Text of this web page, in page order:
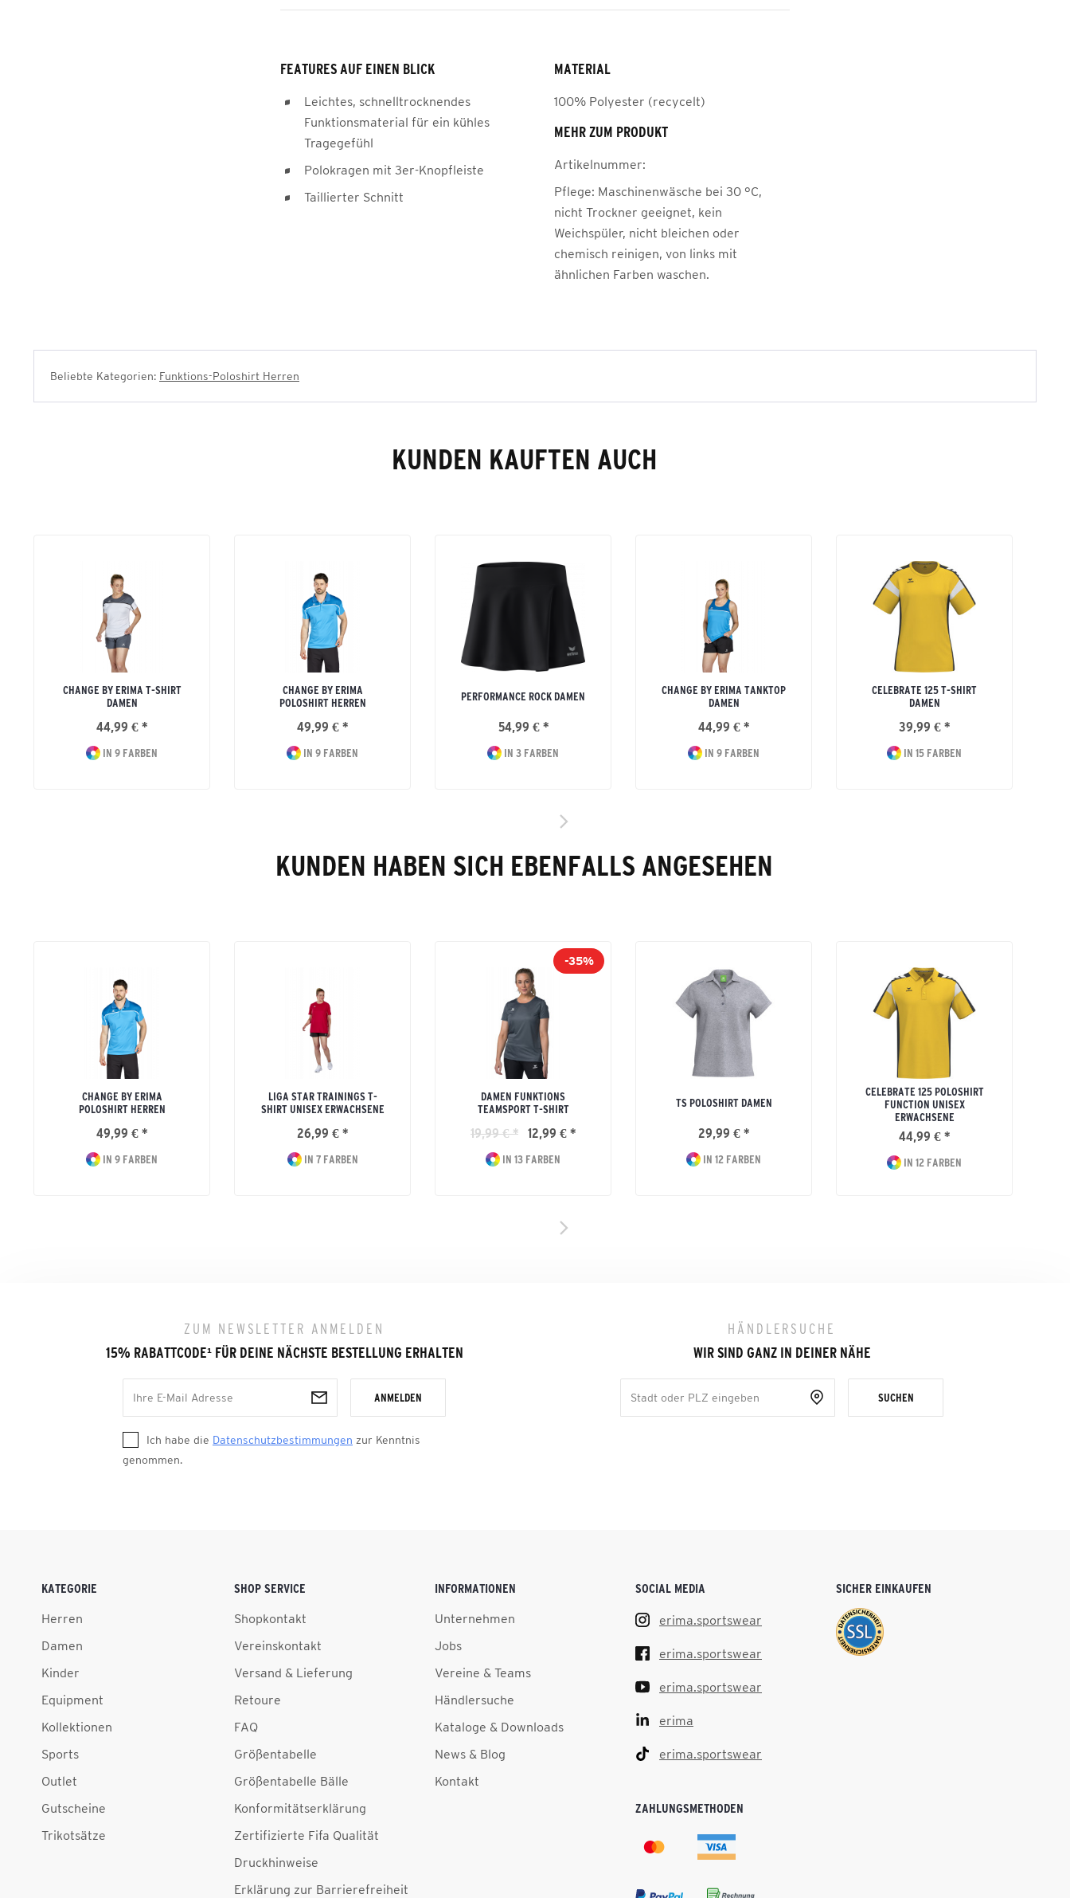
FEATURES AUF EINEN BLICK
Leichtes, schnelltrocknendes
Funktionsmaterial für ein kühles
Tragegefühl
Polokragen mit 3er-Knopfleiste
Taillierter Schnitt
MATERIAL
100% Polyester (recycelt)
MEHR ZUM PRODUKT
Artikelnummer:
Pflege: Maschinenwäsche bei 30 °C,
nicht Trockner geeignet, kein
Weichspüler, nicht bleichen oder
chemisch reinigen, von links mit
ähnlichen Farben waschen.
Beliebte Kategorien: Funktions-Poloshirt Herren
KUNDEN KAUFTEN AUCH
CHANGE BY ERIMA T-SHIRT
DAMEN
44,99 € *
IN 9 FARBEN
CHANGE BY ERIMA
POLOSHIRT HERREN
49,99 € *
IN 9 FARBEN
PERFORMANCE ROCK DAMEN
54,99 € *
IN 3 FARBEN
CHANGE BY ERIMA TANKTOP
DAMEN
44,99 € *
IN 9 FARBEN
CELEBRATE 125 T-SHIRT
DAMEN
39,99 € *
IN 15 FARBEN
KUNDEN HABEN SICH EBENFALLS ANGESEHEN
CHANGE BY ERIMA
POLOSHIRT HERREN
49,99 € *
IN 9 FARBEN
LIGA STAR TRAININGS T-
SHIRT UNISEX ERWACHSENE
26,99 € *
IN 7 FARBEN
-35%
DAMEN FUNKTIONS
TEAMSPORT T-SHIRT
19,99 € * 12,99 € *
IN 13 FARBEN
TS POLOSHIRT DAMEN
29,99 € *
IN 12 FARBEN
CELEBRATE 125 POLOSHIRT
FUNCTION UNISEX
ERWACHSENE
44,99 € *
IN 12 FARBEN
ZUM NEWSLETTER ANMELDEN
15% RABATTCODE¹FÜR DEINE NÄCHSTE BESTELLUNG ERHALTEN
ANMELDEN
Ich habe die Datenschutzbestimmungen zur Kenntnis
genommen.
HÄNDLERSUCHE
WIR SIND GANZ IN DEINER NÄHE
SUCHEN
KATEGORIE
Herren
Damen
Kinder
Equipment
Kollektionen
Sports
Outlet
Gutscheine
Trikotsätze
SHOP SERVICE
Shopkontakt
Vereinskontakt
Versand & Lieferung
Retoure
FAQ
Größentabelle
Größentabelle Bälle
Konformitätserklärung
Zertifizierte Fifa Qualität
Druckhinweise
Erklärung zur Barrierefreiheit
INFORMATIONEN
Unternehmen
Jobs
Vereine & Teams
Händlersuche
Kataloge & Downloads
News & Blog
Kontakt
SOCIAL MEDIA
erima.sportswear
erima.sportswear
erima.sportswear
erima
erima.sportswear
ZAHLUNGSMETHODEN
SICHER EINKAUFEN